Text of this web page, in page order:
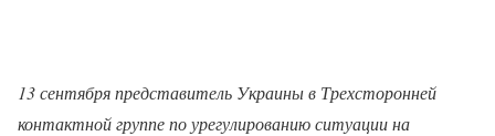
13 сентября представитель Украины в Трехсторонней
контактной группе по урегулированию ситуации на